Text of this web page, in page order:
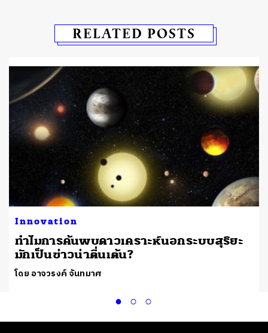
RELATED POSTS
Innovation
ทำไมการค้นพบดาวเคราะห์นอกระบบสุริยะ
มักเป็นข่าวน่าตื่นเต้น?
โดย อาจวรงค์ จันทมาศ